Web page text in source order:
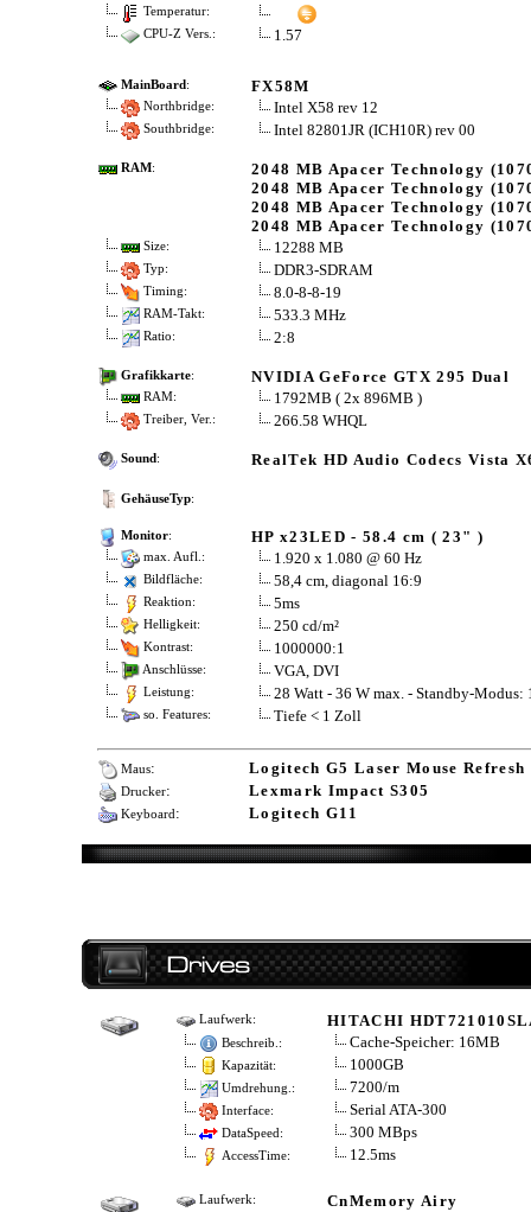
Temperatur:
CPU-Z Vers.:
1.57
MainBoard: FX58M
Northbridge: Intel X58 rev 12
Southbridge: Intel 82801JR (ICH10R) rev 00
RAM:
2048 MB Apacer Technology
2048 MB Apacer Technology
2048 MB Apacer Technology
2048 MB Apacer Technology
Size: 12288 MB
Typ: DDR3-SDRAM
Timing: 8.0-8-8-19
RAM-Takt: 533.3 MHz
Ratio: 2:8
Grafikkarte: NVIDIA GeForce GTX 295 Dual
RAM: 1792MB ( 2x 896MB )
Treiber, Ver.: 266.58 WHQL
Sound: RealTek HD Audio Codecs Vista
GehäuseTyp:
Monitor: HP x23LED - 58.4 cm ( 23" )
max. Aufl.: 1.920 x 1.080 @ 60 Hz
Bildfläche: 58,4 cm, diagonal 16:9
Reaktion: 5ms
Helligkeit: 250 cd/m²
Kontrast: 1000000:1
Anschlüsse: VGA, DVI
Leistung: 28 Watt - 36 W max. - Standby-Modus:
so. Features: Tiefe < 1 Zoll
Maus: Logitech G5 Laser Mouse Refresh
Drucker: Lexmark Impact S305
Keyboard: Logitech G11
Laufwerk: HITACHI
Beschreib.: Cache-Speicher: 16MB
Kapazität: 1000GB
Umdrehung.: 7200/m
Interface: Serial ATA-300
DataSpeed: 300 MBps
AccessTime: 12.5ms
Laufwerk: CnMemory Airy